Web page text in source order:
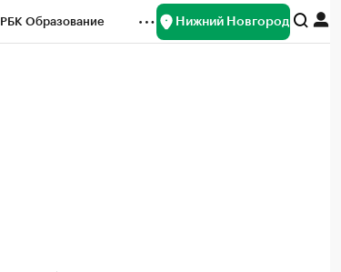
РБК Образование Нижний Новгород